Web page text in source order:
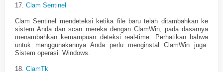
17. Clam Sentinel
Clam Sentinel mendeteksi ketika file baru telah ditambahkan ke
sistem Anda dan scan mereka dengan ClamWin, pada dasarnya
menambahkan kemampuan deteksi real-time. Perhatikan bahwa
untuk menggunakannya Anda perlu menginstal ClamWin juga.
Sistem operasi: Windows.
18. ClamTk